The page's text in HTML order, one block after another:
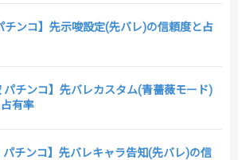
チンコ】先示唆設定(先バレ)の信頼度と占
パチンコ】先バレカスタム(青薔薇モード)
有率
パチンコ】先バレキャラ告知(先バレ)の信